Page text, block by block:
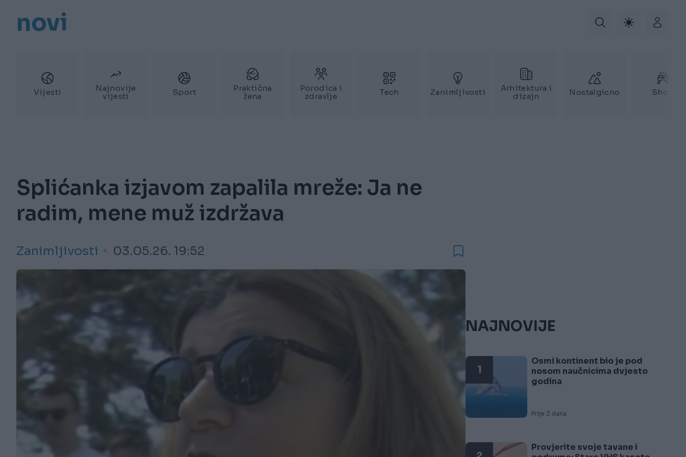
novi
Vijesti
Najnovije
vijesti
Sport
Praktična
žena
Porodica i
zdravlje
Tech Zanimljivosti
Arhitektura i
dizajn
Nostalgicno Show
Splićanka izjavom zapalila mreže: Ja ne
radim, mene muž izdržava
Zanimljivosti 03.05.26. 19:52
NAJNOVIJE
1
Osmi kontinent bio je pod
nosom naučnicima dvjesto
godina
Prije 2 dana
Provjerite svoje tavane i